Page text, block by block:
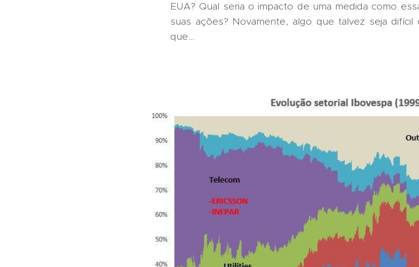
EUA? Qual seria o impacto de uma medida como
suas ações? Novamente, algo que talvez seja difícil
que...